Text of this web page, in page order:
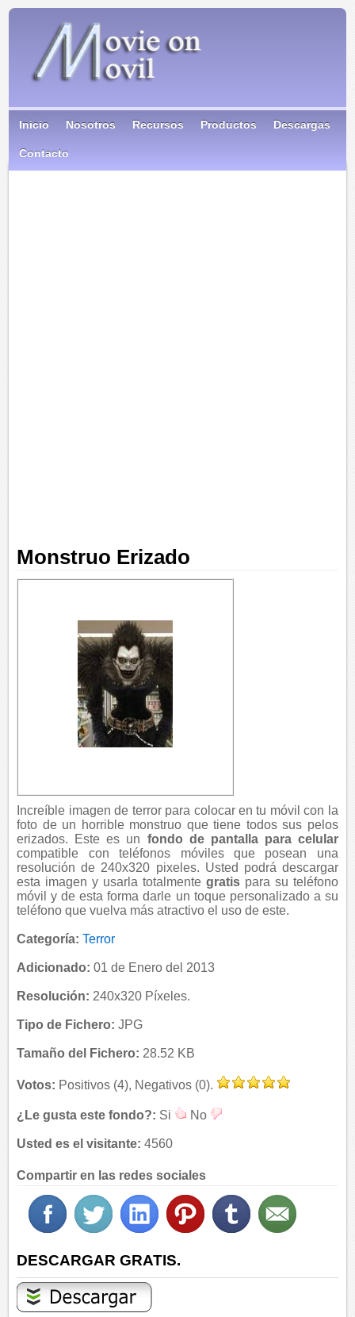
Inicio Nosotros Recursos Productos Descargas
Contacto
Monstruo Erizado
Increíble imagen de terror para colocar en tu móvil con la
foto de un horrible monstruo que tiene todos sus pelos
erizados. Este es un fondo de pantalla para celular
compatible con teléfonos móviles que posean una
resolución de 240x320 pixeles. Usted podrá descargar
esta imagen y usarla totalmente gratispara su teléfono
móvil y de esta forma darle un toque personalizado a su
teléfono que vuelva más atractivo el uso de este.
Categoría: Terror
Adicionado: 01 de Enero del 2013
Resolución: 240x320 Píxeles.
Tipo de Fichero: JPG
Tamaño del Fichero: 28.52 KB
Votos: Positivos (4), Negativos (0).
¿Le gusta este fondo?: Si No
Usted es el visitante: 4560
Compartir en las redes sociales
DESCARGAR GRATIS.